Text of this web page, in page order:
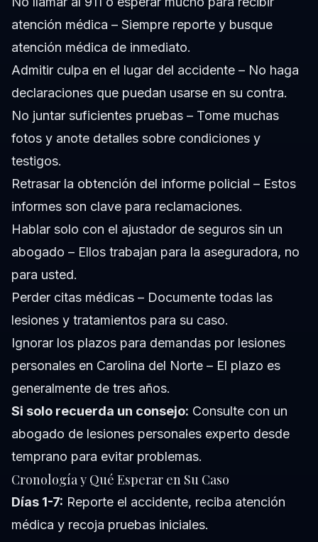
atención médica – Siempre reporte y busque
atención médica de inmediato.
Admitir culpa en el lugar del accidente – No haga
declaraciones que puedan usarse en su contra.
No juntar suficientes pruebas – Tome muchas
fotos y anote detalles sobre condiciones y
testigos.
Retrasar la obtención del informe policial – Estos
informes son clave para reclamaciones.
Hablar solo con el ajustador de seguros sin un
abogado – Ellos trabajan para la aseguradora, no
para usted.
Perder citas médicas – Documente todas las
lesiones y tratamientos para su caso.
Ignorar los plazos para demandas por lesiones
personales en Carolina del Norte – El plazo es
generalmente de tres años.
Si solo recuerda un consejo: Consulte con un
abogado de lesiones personales experto desde
temprano para evitar problemas.
Cronología y Qué Esperar en Su Caso
Días 1-7: Reporte el accidente, reciba atención
médica y recoja pruebas iniciales.